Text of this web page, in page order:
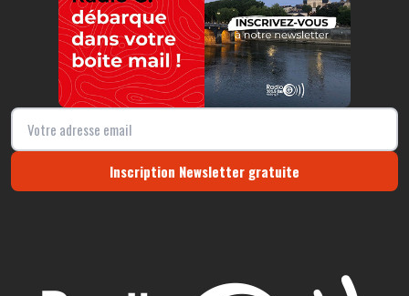
Inscription Newsletter gratuite